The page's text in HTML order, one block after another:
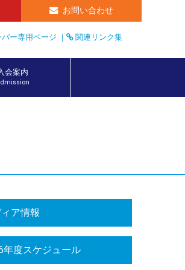
お問い合わせ
バー専用ページ ｜ 関連リンク集
会案内
ア情報
年度スケジュール